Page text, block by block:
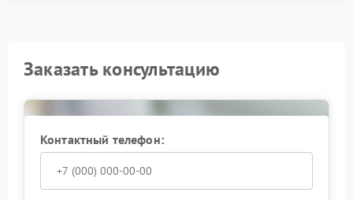
Заказать консультацию
Контактный телефон: